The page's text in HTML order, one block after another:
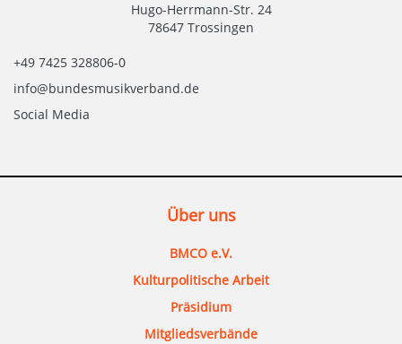
Hugo-Herrmann-Str. 24
78647 Trossingen
+49 7425 328806-0
info@bundesmusikverband.de
Social Media
Über uns
BMCO e.V.
Kulturpolitische Arbeit
Präsidium
Mitgliedsverbände